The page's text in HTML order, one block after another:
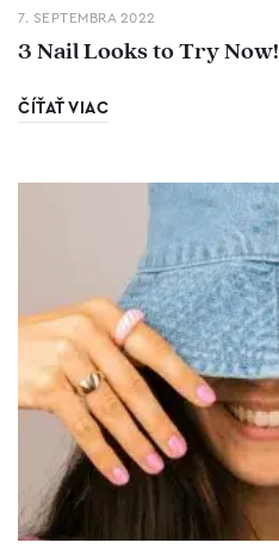
7. SEPTEMBRA 2022
3 Nail Looks to Try Now!
ČÍŤAŤ VIAC